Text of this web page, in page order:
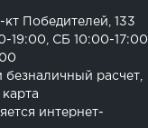
кт Победителей, 133
19:00, СБ 10:00-17:00,
расчет,
интернет-